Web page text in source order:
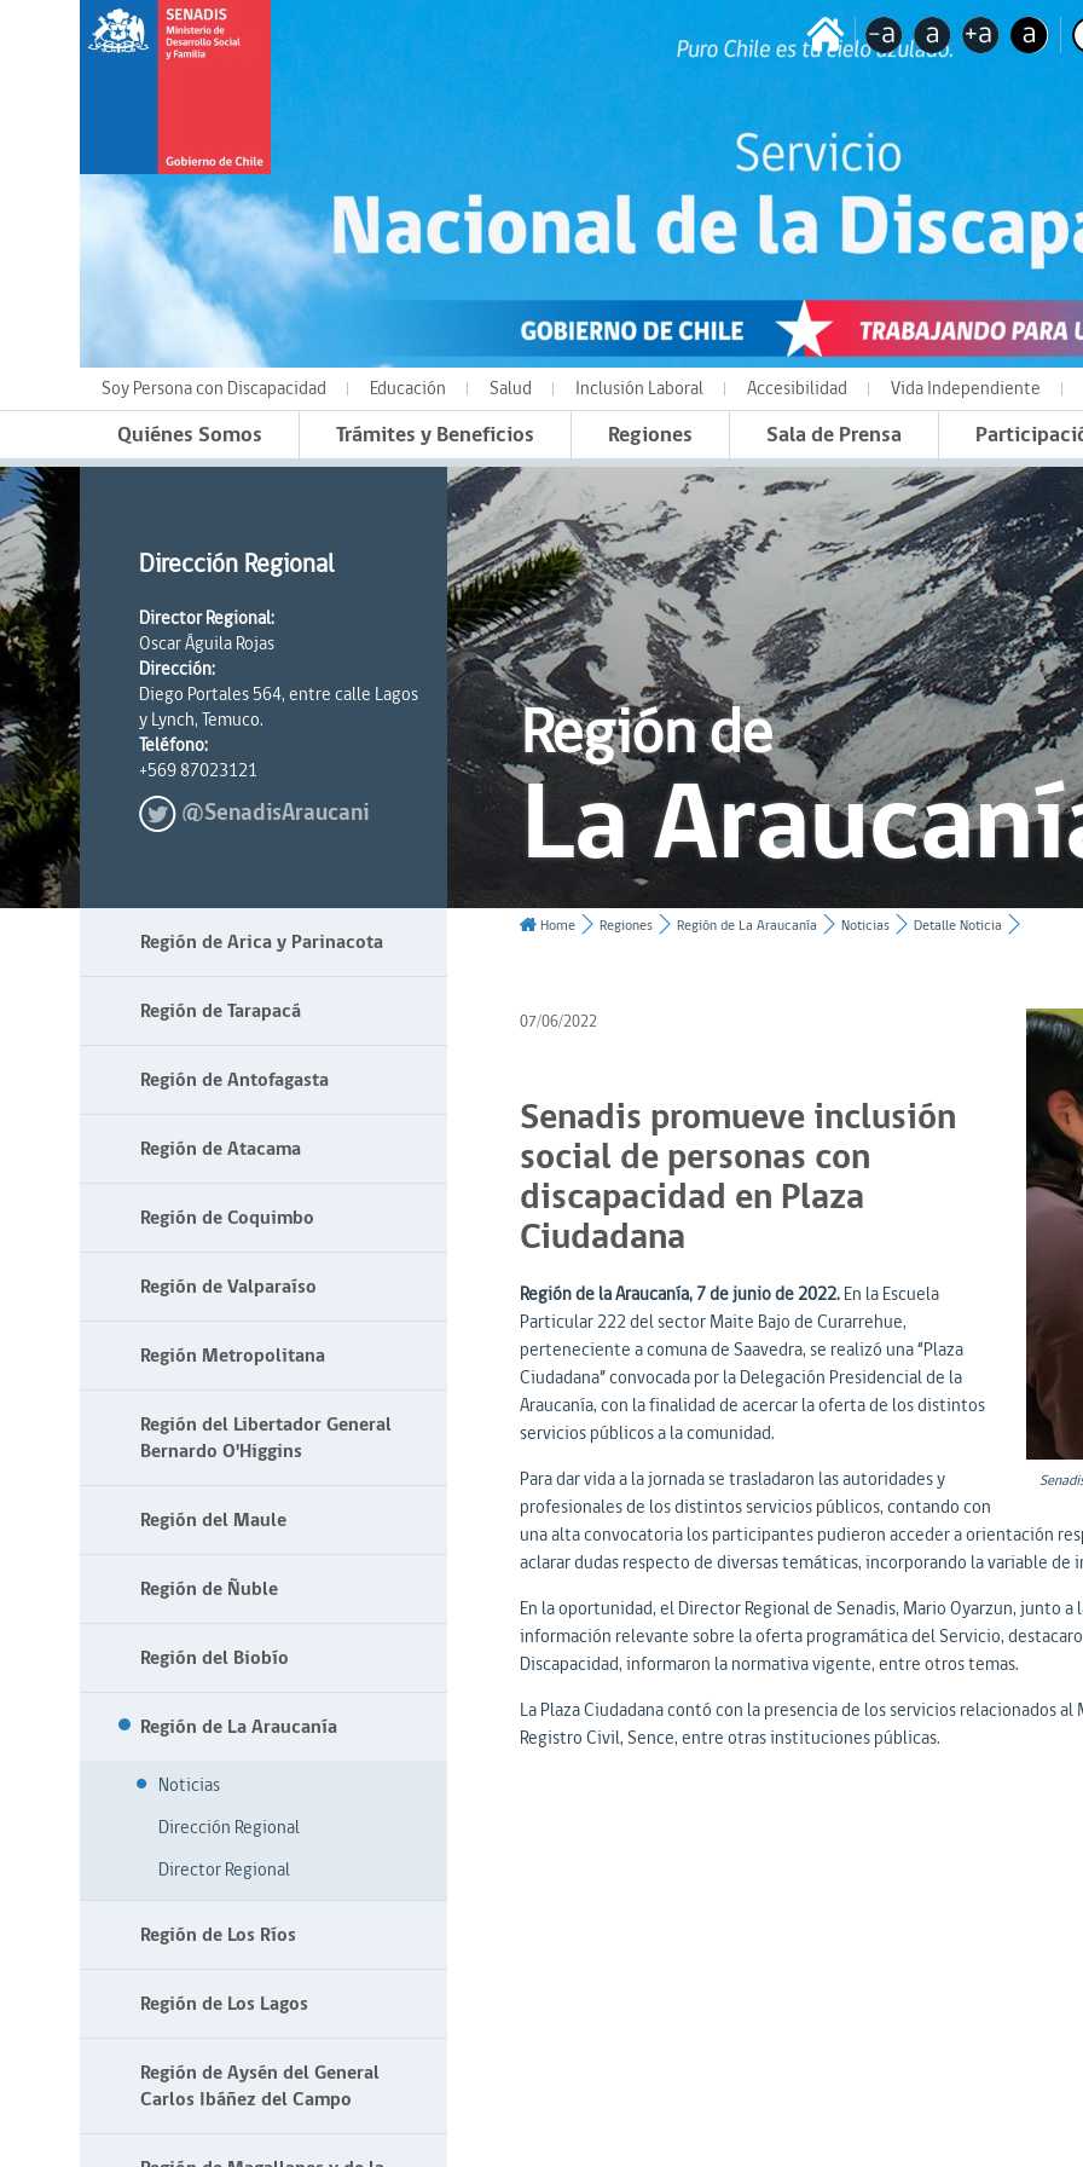
Soy Persona con Discapacidad Educación Salud Inclusión Laboral Accesibilidad Vida Independiente
Quiénes Somos Trámites y Beneficios Regiones Sala de Prensa
Dirección Regional
Director Regional:
Oscar Águila Rojas
Dirección:
Diego Portales 564, entre calle Lagos
y Lynch, Temuco.
Teléfono:
+569 87023121
@SenadisAraucani
Región de
La
Región de Arica y Parinacota
Región de Tarapacá
Región de Antofagasta
Región de Atacama
Región de Coquimbo
Región de Valparaíso
Región Metropolitana
Región del Libertador General
Bernardo O'Higgins
Región del Maule
Región de Ñuble
Región del Biobío
Región de La Araucanía
Noticias
Dirección Regional
Director Regional
Región de Los Ríos
Región de Los Lagos
Región de Aysén del General
Carlos Ibáñez del Campo
Home Regiones Región de La Araucanía Noticias Detalle Noticia
07/06/2022
Senadis promueve inclusión
social de personas con
discapacidad en Plaza
Ciudadana
Región de la Araucanía, 7 de junio de 2022.En la Escuela
Particular 222 del sector Maite Bajo de Curarrehue,
perteneciente a comuna de Saavedra, se realizó una “Plaza
Ciudadana” convocada por la Delegación Presidencial de la
Araucanía, con la finalidad de acercar la oferta de los distintos
servicios públicos a la comunidad.
Para dar vida a la jornada se trasladaron las autoridades y
profesionales de los distintos servicios públicos, contando con
una alta convocatoria los participantes pudieron acceder a orientación
aclarar dudas respecto de diversas temáticas, incorporando la variable de
En la oportunidad, el Director Regional de Senadis, Mario Oyarzun, junto
información relevante sobre la oferta programática del Servicio,
Discapacidad, informaron la normativa vigente, entre otros temas.
La Plaza Ciudadana contó con la presencia de los servicios relacionados
Registro Civil, Sence, entre otras instituciones públicas.